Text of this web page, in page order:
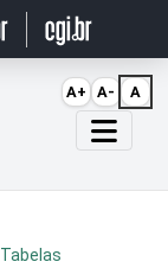
Tabelas
A+ A- A